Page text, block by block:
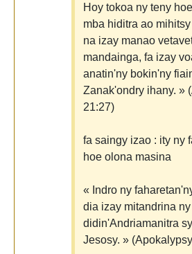
Hoy tokoa ny teny
mba hiditra ao
na izay manao
mandainga, fa izay
anatin'ny bokin'ny
Zanak'ondry ihany. »
21:27)
fa saingy izao : ity ny
hoe olona masina
« Indro ny
dia izay mitandrina ny
didin'Andriamanitra
Jesosy. »